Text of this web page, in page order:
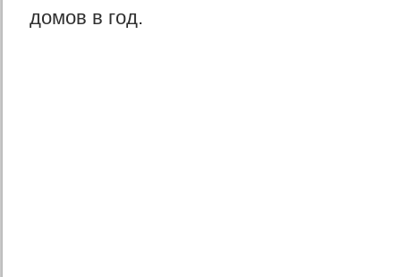
домов в год.